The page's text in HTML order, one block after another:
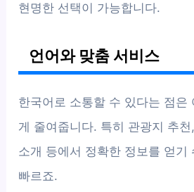
현명한 선택이 가능합니다.
언어와 맞춤 서비스
한국어로 소통할 수 있다는 점은
게 줄여줍니다. 특히 관광지 추
소개 등에서 정확한 정보를 얻기
빠르죠.